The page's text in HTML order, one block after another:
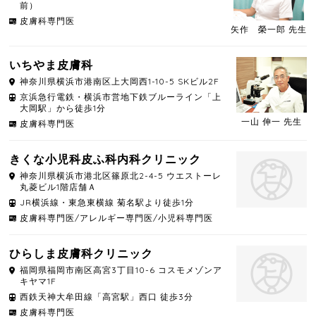
矢作 榮一郎 先生
前）
皮膚科専門医
一山 伸一 先生
いちやま皮膚科
神奈川県横浜市港南区上大岡西1-10-5 SKビル2F
京浜急行電鉄・横浜市営地下鉄ブルーライン「上
大岡駅」から徒歩1分
皮膚科専門医
きくな小児科皮ふ科内科クリニック
神奈川県横浜市港北区篠原北2-4-5 ウエストーレ
丸菱ビル1階店舗Ａ
JR横浜線・東急東横線 菊名駅より徒歩1分
皮膚科専門医/アレルギー専門医/小児科専門医
ひらしま皮膚科クリニック
福岡県福岡市南区高宮3丁目10-6 コスモメゾンア
キヤマ1F
西鉄天神大牟田線「高宮駅」西口 徒歩3分
皮膚科専門医